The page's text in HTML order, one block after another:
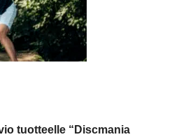
tuotteelle “Discmania